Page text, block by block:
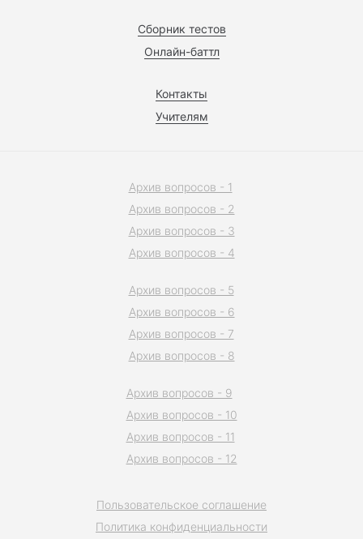
Сборник тестов
Онлайн-баттл
Контакты
Учителям
Пользовательское соглашение
Политика конфиденциальности
Архив вопросов - 1
Архив вопросов - 2
Архив вопросов - 3
Архив вопросов - 4
Архив вопросов - 5
Архив вопросов - 6
Архив вопросов - 7
Архив вопросов - 8
Архив вопросов - 9
Архив вопросов - 10
Архив вопросов - 11
Архив вопросов - 12